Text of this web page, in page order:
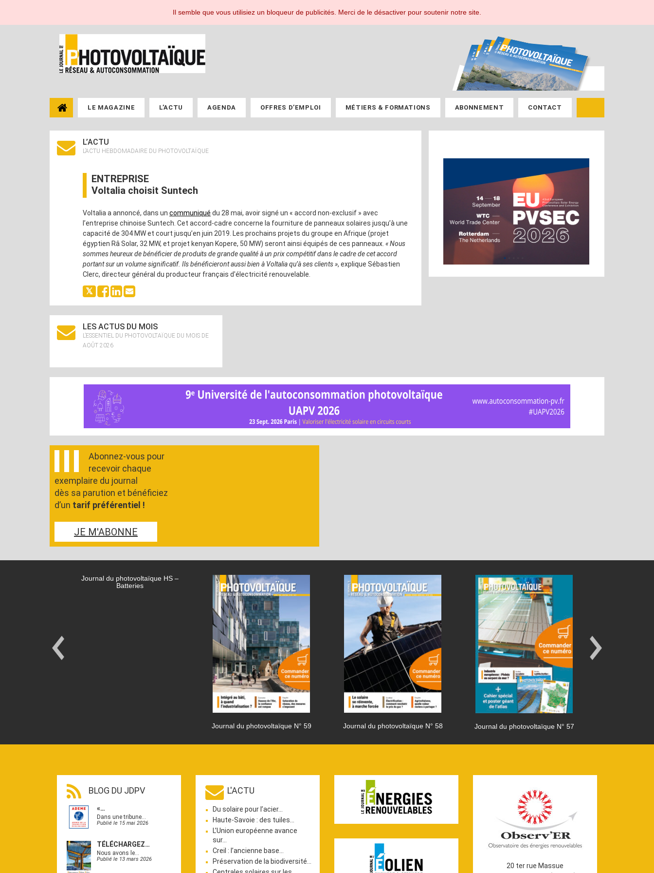
ESPACE ABONNÉ
LE MAGAZINE L’ACTU AGENDA OFFRES D’EMPLOI MÉTIERS & FORMATIONS ABONNEMENT CONTACT
L’ACTU
L’ACTU HEBDOMADAIRE DU PHOTOVOLTAÏQUE
ENTREPRISE
Voltalia choisit Suntech
Voltalia a annoncé, dans un communiqué du 28 mai, avoir signé un « accord non-exclusif » avec
l’entreprise chinoise Suntech. Cet accord-cadre concerne la fourniture de panneaux solaires jusqu’à une
capacité de 304 MW et court jusqu’en juin 2019. Les prochains projets du groupe en Afrique (projet
égyptien Râ Solar, 32 MW, et projet kenyan Kopere, 50 MW) seront ainsi équipés de ces panneaux. «Nous
sommes heureux de bénéficier de produits de grande qualité à un prix compétitif dans le cadre de cet accord
portant sur un volume significatif. Ils bénéficieront aussi bien à Voltalia qu’à ses clients», explique Sébastien
Clerc, directeur général du producteur français d'électricité renouvelable.
LES ACTUS DU MOIS
L’ESSENTIEL DU PHOTOVOLTAÏQUE DU MOIS DE
AOÛT 2026
Abonnez-vous pour
recevoir chaque
exemplaire du journal
dès sa parution et bénéficiez
d’un tarif préférentiel !
JE M'ABONNE
Journal du photovoltaïque HS –
Batteries
Journal du photovoltaïque N° 59 Journal du photovoltaïque N° 58 Journal du photovoltaïque N° 57
BLOG DU JDPV
«…
Dans une tribune…
Publié le 15 mai 2026
TÉLÉCHARGEZ…
Nous avons le…
Publié le 13 mars 2026
L'ACTU
Du solaire pour l’acier…
Haute-Savoie : des tuiles…
L’Union européenne avance
sur…
Creil : l’ancienne base…
Préservation de la biodiversité…
20 ter rue Massue
Il semble que vous utilisiez un bloqueur de publicités. Merci de le désactiver pour soutenir notre site.